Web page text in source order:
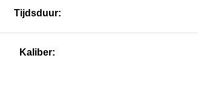
Tijdsduur:
Kaliber: